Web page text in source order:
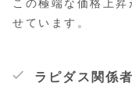
この極端な価格上
せています。
ラピダス関係